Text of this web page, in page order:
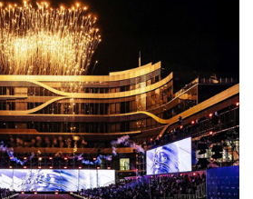
tiêu dùng.